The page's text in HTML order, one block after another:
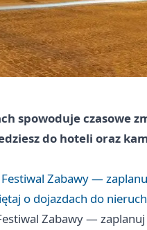
spowoduje
do hoteli oraz
Zabawy —
o dojazdach do
Zabawy —